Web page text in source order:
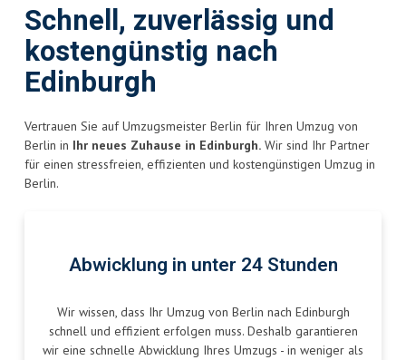
Schnell, zuverlässig und
kostengünstig nach
Edinburgh
Vertrauen Sie auf Umzugsmeister Berlin für Ihren Umzug von
Berlin in Ihr neues Zuhause in Edinburgh. Wir sind Ihr Partner
für einen stressfreien, effizienten und kostengünstigen Umzug in
Berlin.
Abwicklung in unter 24 Stunden
Wir wissen, dass Ihr Umzug von Berlin nach Edinburgh
schnell und effizient erfolgen muss. Deshalb garantieren
wir eine schnelle Abwicklung Ihres Umzugs - in weniger als